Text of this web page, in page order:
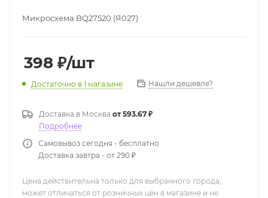
Микросхема BQ27520 (Я027)
398 ₽/шт
Достаточно в 1 магазине Нашли дешевле?
Доставка в Москва от 593.67 ₽
Подробнее
Самовывоз сегодня - бесплатно
Доставка завтра - от 290 ₽
Цена действительна только для выбранного города,
может отличаться от розничных цен в магазине и не